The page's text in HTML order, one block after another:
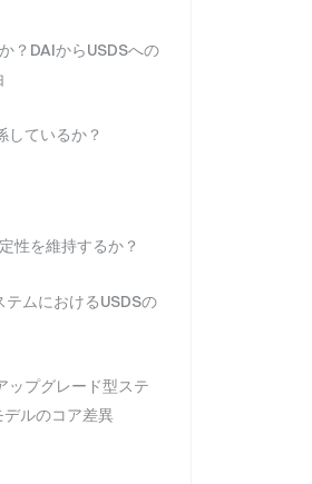
？DAIからUSDSへの
しているか？
性を維持するか？
ムにおけるUSDSの
ップグレード型ステ
デルのコア差異